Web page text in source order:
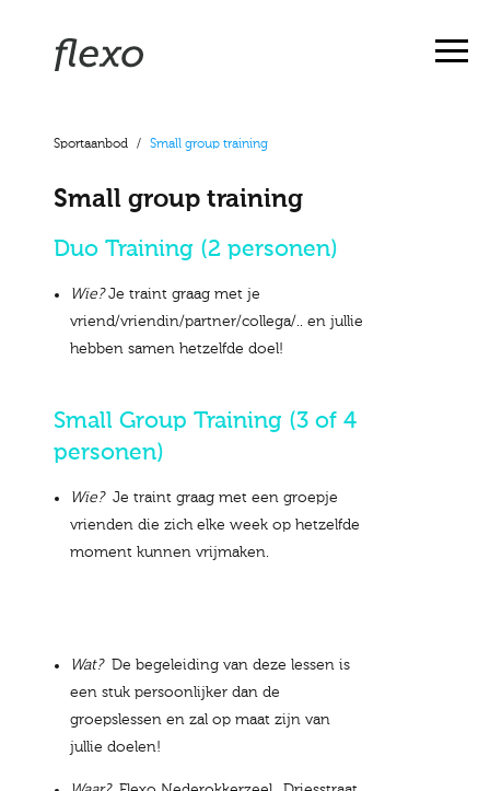
Sportaanbod / Small group training
Small group training
Duo Training (2 personen)
Wie?Je traint graag met je
vriend/vriendin/partner/collega/.. en jullie
hebben samen hetzelfde doel!
Small Group Training (3 of 4
personen)
Wie?Je traint graag met een groepje
vrienden die zich elke week op hetzelfde
moment kunnen vrijmaken.
Wat? De begeleiding van deze lessen is
een stuk persoonlijker dan de
groepslessen en zal op maat zijn van
jullie doelen!